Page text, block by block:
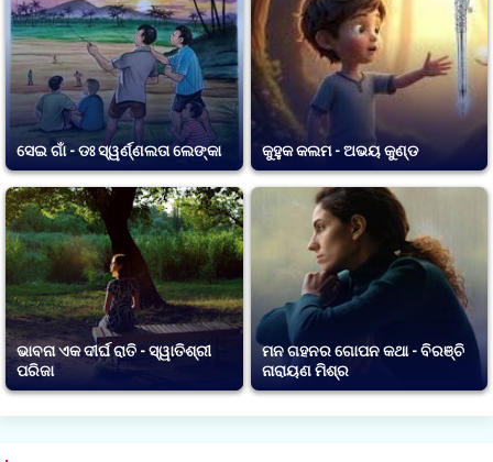
ସେଇ ଗାଁ - ଡଃ ସ୍ୱର୍ଣ୍ଣଲତା ଲେଙ୍କା କୁହୁକ କଲମ - ଅଭୟ କୁଣ୍ଡ
ଭାବନା ଏକ ଦୀର୍ଘ ରାତି - ସ୍ୱାତିଶ୍ରୀ
ପରିଜା
ମନ ଗହନର ଗୋପନ କଥା - ବିରଞ୍ଚି
ନାରାୟଣ ମିଶ୍ର